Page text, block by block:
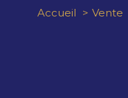
Accueil Vente